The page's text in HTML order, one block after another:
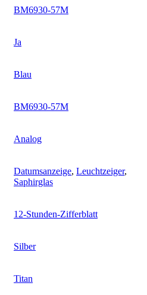
BM6930-57M
Ja
Blau
BM6930-57M
Analog
Datumsanzeige, Leuchtzeiger,
Saphirglas
12-Stunden-Zifferblatt
Silber
Titan